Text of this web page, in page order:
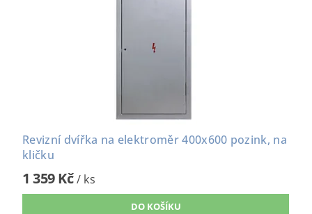
Revizní dvířka na elektroměr 400x600 pozink, na
kličku
1 359 Kč/ ks